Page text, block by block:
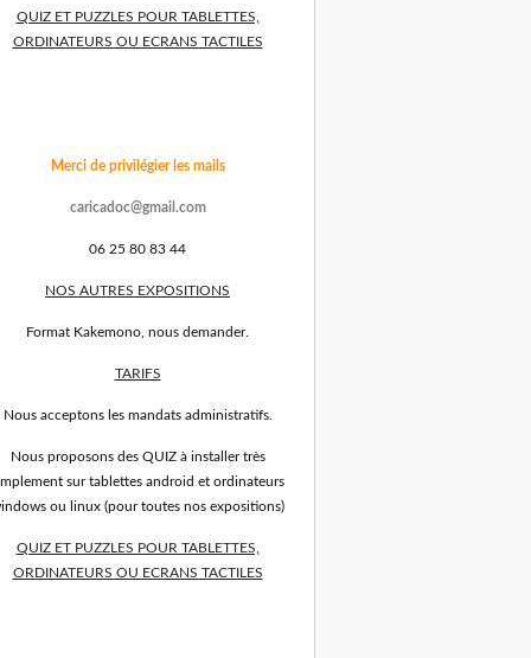
QUIZ ET PUZZLES POUR TABLETTES,
ORDINATEURS OU ECRANS TACTILES
Merci de privilégier les mails
caricadoc@gmail.com
06 25 80 83 44
NOS AUTRES EXPOSITIONS
Format Kakemono, nous demander.
TARIFS
Nous acceptons les mandats administratifs.
Nous proposons des QUIZ à installer très
sur tablettes android et ordinateurs
ou linux (pour toutes nos expositions)
QUIZ ET PUZZLES POUR TABLETTES,
ORDINATEURS OU ECRANS TACTILES